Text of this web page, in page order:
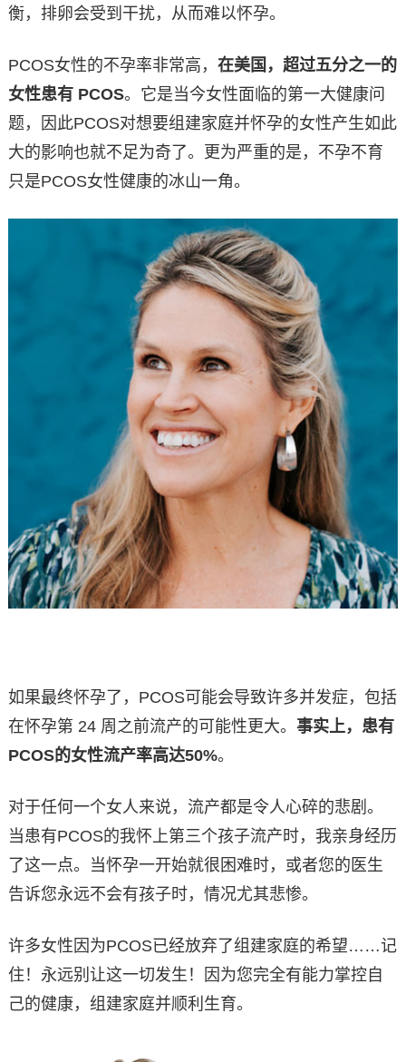
衡，排卵会受到干扰，从而难以怀孕。
PCOS女性的不孕率非常高， 在美国，超过五分之一的
女性患有 PCOS。它是当今女性面临的第一大健康问
题，因此PCOS对想要组建家庭并怀孕的女性产生如此
大的影响也就不足为奇了。更为严重的是，不孕不育
只是PCOS女性健康的冰山一角。
如果最终怀孕了，PCOS可能会导致许多并发症，包括
在怀孕第 24 周之前流产的可能性更大。 事实上，患有
PCOS的女性流产率高达50%。
对于任何一个女人来说，流产都是令人心碎的悲剧。
当患有PCOS的我怀上第三个孩子流产时，我亲身经历
了这一点。当怀孕一开始就很困难时，或者您的医生
告诉您永远不会有孩子时，情况尤其悲惨。
许多女性因为PCOS已经放弃了组建家庭的希望……记
住！永远别让这一切发生！因为您完全有能力掌控自
己的健康，组建家庭并顺利生育。